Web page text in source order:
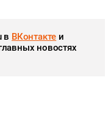
в ВКонтакте и
новостях